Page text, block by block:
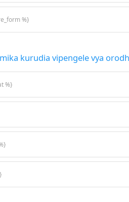
%}
kurudia vipengele vya
%}